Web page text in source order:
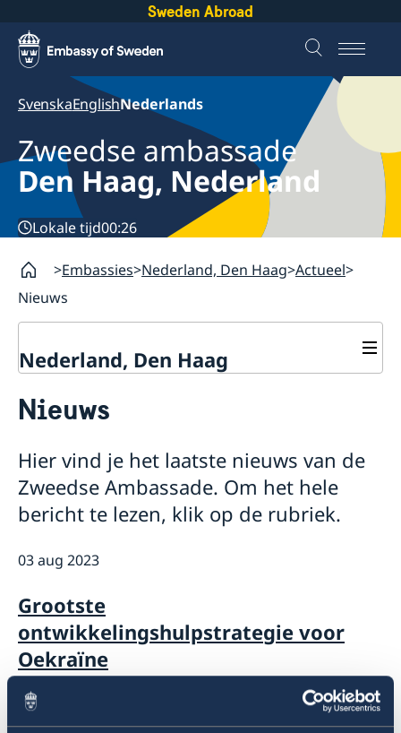
Sweden Abroad
SvenskaEnglishNederlands
Zweedse ambassade
Den Haag, Nederland
Lokale tijd00:26
Embassies Nederland, Den Haag Actueel
Nieuws
Nederland, Den Haag
Over ons
Ambassadeur en personeel
Parkeren
Nieuws
Evenementenkalender
Nieuws
Hier vind je het laatste nieuws van de
Zweedse Ambassade. Om het hele
bericht te lezen, klik op de rubriek.
03 aug 2023
Grootste
ontwikkelingshulpstrategie voor
Oekraïne
04 okt 2022